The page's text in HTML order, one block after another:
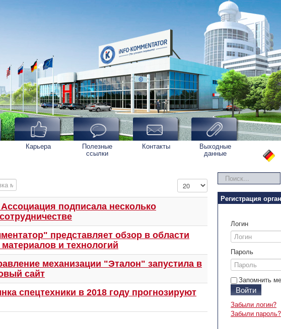
Карьера Полезные
ссылки
Контакты Выходные
данные
метки Кол-во строк:
подписала несколько
представляет обзор в области
и технологий
механизации "Эталон" запустила в
сайт
спецтехники в 2018 году прогнозируют
Искать...
Регистрация
Логин
Пароль
Запомнить
Войти
Забыли логин?
Забыли пароль?